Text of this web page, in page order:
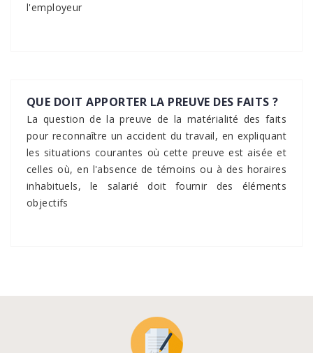
l'employeur
QUE DOIT APPORTER LA PREUVE DES FAITS ?
La question de la preuve de la matérialité des faits
pour reconnaître un accident du travail, en expliquant
les situations courantes où cette preuve est aisée et
celles où, en l'absence de témoins ou à des horaires
inhabituels, le salarié doit fournir des éléments
objectifs